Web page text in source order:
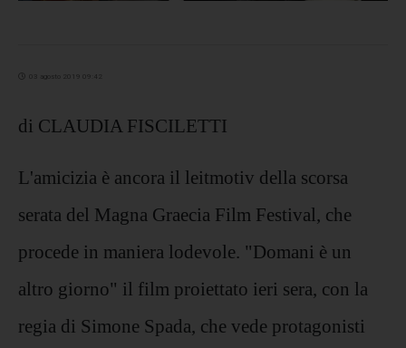
03 agosto 2019 09:42
di CLAUDIA FISCILETTI
L'amicizia è ancora il leitmotiv della scorsa
serata del Magna Graecia Film Festival, che
procede in maniera lodevole. "Domani è un
altro giorno" il film proiettato ieri sera, con la
regia di Simone Spada, che vede protagonisti